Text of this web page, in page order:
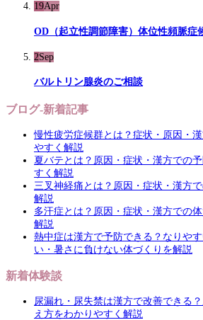
19Apr
OD（起立性調節障害）体位性頻脈症
2Sep
バルトリン腺炎のご相談
ブログ-新着記事
慢性疲労症候群とは？症状・原因・
やすく解説
夏バテとは？原因・症状・漢方での
すく解説
三叉神経痛とは？原因・症状・漢方
解説
多汗症とは？原因・症状・漢方での
解説
熱中症は漢方で予防できる？なりや
い・暑さに負けない体づくりを解説
新着体験談
尿漏れ・尿失禁は漢方で改善できる
え方をわかりやすく解説